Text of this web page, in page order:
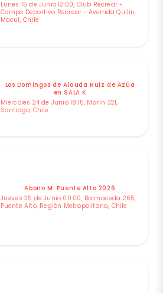
Lunes 15 de Junio 12:00, Club Recrear -
Campo Deportivo Recrear - Avenida Quilin,
Macul, Chile
Los Domingos de Alauda Ruiz de Azúa
en SALA K
Miércoles 24 de Junio 18:15, Marín 321,
Santiago, Chile
Abono M. Puente Alto 2026
Jueves 25 de Junio 00:00, Balmaceda 265,
Puente Alto, Región Metropolitana, Chile